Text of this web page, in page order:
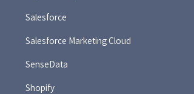
Salesforce
Salesforce Marketing Cloud
SenseData
Shopify